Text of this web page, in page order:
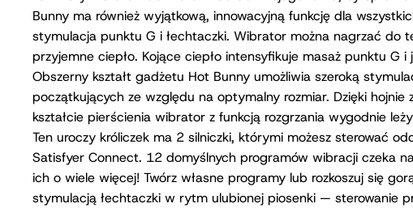
Bunny ma również wyjątkową, innowacyjną funkcję dla
stymulacja punktu G i łechtaczki. Wibrator można nagrzać do
przyjemne ciepło. Kojące ciepło intensyfikuje masaż punktu G
Obszerny kształt gadżetu Hot Bunny umożliwia szeroką
początkujących ze względu na optymalny rozmiar. Dzięki
kształcie pierścienia wibrator z funkcją rozgrzania wygodnie
Ten uroczy króliczek ma 2 silniczki, którymi możesz sterować
Satisfyer Connect. 12 domyślnych programów wibracji czeka
ich o wiele więcej! Twórz własne programy lub rozkoszuj się
stymulacją łechtaczki w rytm ulubionej piosenki — sterowanie